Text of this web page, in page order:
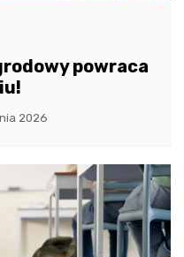
powraca
2026